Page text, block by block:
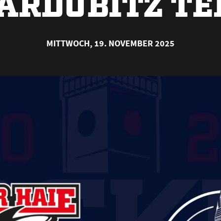
MITTWOCH, 19. NOVEMBER 2025